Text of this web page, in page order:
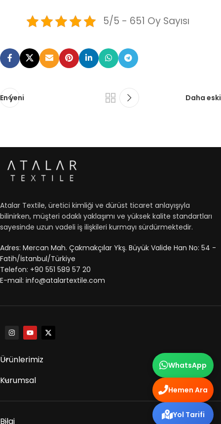
5/5 - 651 Oy Sayısı
En yeni Daha eski
Atalar Textile, üretici kimliği ve dürüst ticaret anlayışıyla
bilinirken, müşteri odaklı yaklaşımı ve yüksek kalite standartları
sayesinde uzun vadeli iş ilişkileri kurmayı sürdürmektedir.
Adres: Mercan Mah. Çakmakçılar Ykş. Büyük Valide Han No: 54 -
Fatih/İstanbul/Türkiye
Telefon: +90 551 589 57 20
E-mail: info@atalartextile.com
Ürünlerimiz
Kurumsal
Bilgi
WhatsApp
Hemen Ara
Yol Tarifi